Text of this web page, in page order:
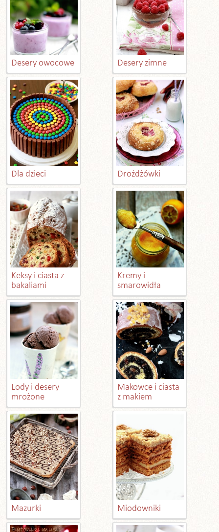
Desery owocowe Desery zimne
Dla dzieci Drożdżówki
Keksy i ciasta z
bakaliami
Kremy i
smarowidła
Lody i desery
mrożone
Makowce i ciasta
z makiem
Mazurki Miodowniki